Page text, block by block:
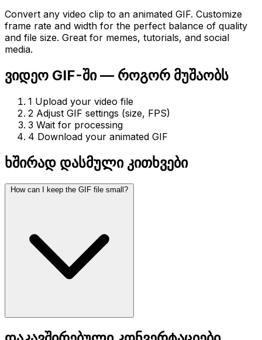
Convert any video clip to an animated GIF. Customize
frame rate and width for the perfect balance of quality
and file size. Great for memes, tutorials, and social
media.
ვიდეო GIF-ში — როგორ მუშაობს
1 Upload your video file
2 Adjust GIF settings (size, FPS)
3 Wait for processing
4 Download your animated GIF
ხშირად დასმული კითხვები
How can I keep the GIF file small?